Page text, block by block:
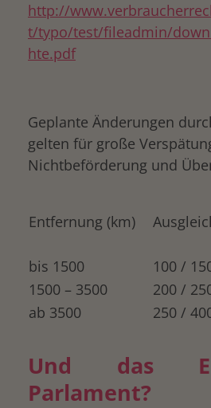
http://
t/typo/test/fileadmin/
hte.pdf
Geplante Änderungen
gelten für große
Nichtbeförderung und
Entfernung (km)
bis 1500
100 /
1500 – 3500
200 /
ab 3500
250 /
Und das
Parlament?